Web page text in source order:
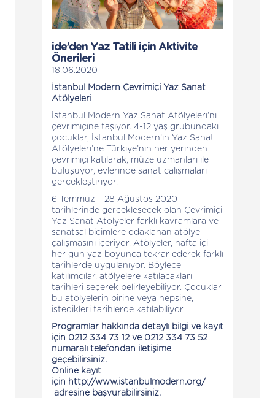
ide’den Yaz Tatili için Aktivite
Önerileri
18.06.2020
İstanbul Modern Çevrimiçi Yaz Sanat
Atölyeleri
İstanbul Modern Yaz Sanat Atölyeleri’ni
çevrimiçine taşıyor. 4-12 yaş grubundaki
çocuklar, İstanbul Modern’in Yaz Sanat
Atölyeleri’ne Türkiye’nin her yerinden
çevrimiçi katılarak, müze uzmanları ile
buluşuyor, evlerinde sanat çalışmaları
gerçekleştiriyor.
6 Temmuz – 28 Ağustos 2020
tarihlerinde gerçekleşecek olan Çevrimiçi
Yaz Sanat Atölyeler farklı kavramlara ve
sanatsal biçimlere odaklanan atölye
çalışmasını içeriyor. Atölyeler, hafta içi
her gün yaz boyunca tekrar ederek farklı
tarihlerde uygulanıyor. Böylece
katılımcılar, atölyelere katılacakları
tarihleri seçerek belirleyebiliyor. Çocuklar
bu atölyelerin birine veya hepsine,
istedikleri tarihlerde katılabiliyor.
Programlar hakkında detaylı bilgi ve kayıt
için 0212 334 73 12 ve 0212 334 73 52
numaralı telefondan iletişime
geçebilirsiniz.
Online kayıt
için http://www.istanbulmodern.org/
adresine başvurabilirsiniz.